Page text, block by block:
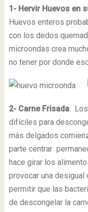
1- Hervir Huevos en
Huevos enteros
con los dedos
microondas crea
no tener por donde
2- Carne Frisada:
difíciles para
más delgados
parte centrar
hace girar los
provocar una desigual
permitir que las
de descongelar la